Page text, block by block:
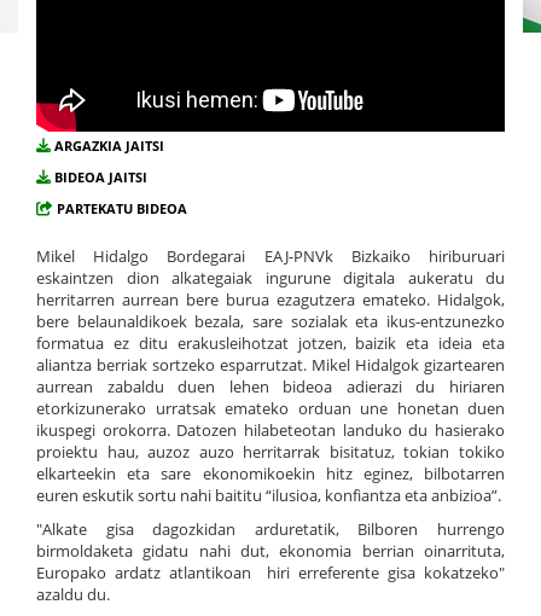
ARGAZKIA JAITSI
BIDEOA JAITSI
PARTEKATU BIDEOA
Mikel Hidalgo Bordegarai EAJ-PNVk Bizkaiko hiriburuari
eskaintzen dion alkategaiak ingurune digitala aukeratu du
herritarren aurrean bere burua ezagutzera emateko. Hidalgok,
bere belaunaldikoek bezala, sare sozialak eta ikus-entzunezko
formatua ez ditu erakusleihotzat jotzen, baizik eta ideia eta
aliantza berriak sortzeko esparrutzat. Mikel Hidalgok gizartearen
aurrean zabaldu duen lehen bideoa adierazi du hiriaren
etorkizunerako urratsak emateko orduan une honetan duen
ikuspegi orokorra. Datozen hilabeteotan landuko du hasierako
proiektu hau, auzoz auzo herritarrak bisitatuz, tokian tokiko
elkarteekin eta sare ekonomikoekin hitz eginez, bilbotarren
euren eskutik sortu nahi baititu “ilusioa, konfiantza eta anbizioa”.
"Alkate gisa dagozkidan arduretatik, Bilboren hurrengo
birmoldaketa gidatu nahi dut, ekonomia berrian oinarrituta,
Europako ardatz atlantikoan hiri erreferente gisa kokatzeko"
azaldu du.